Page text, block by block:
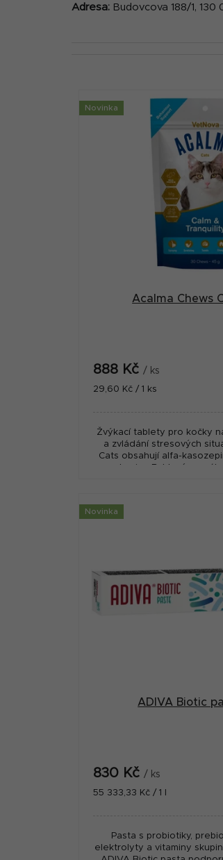
Adresa: Budovcova 188/1,
ý
Novinka
Acalma Chews
888 Kč / ks
Měrná
29,60 Kč / 1 ks
Žvýkací tablety pro kočky
a zvládání stresových
Cats obsahují alfa-
Novinka
ADIVA Biotic
830 Kč / ks
Měrná
55 333,33 Kč / 1 l
Pasta s probiotiky,
elektrolyty a vitaminy